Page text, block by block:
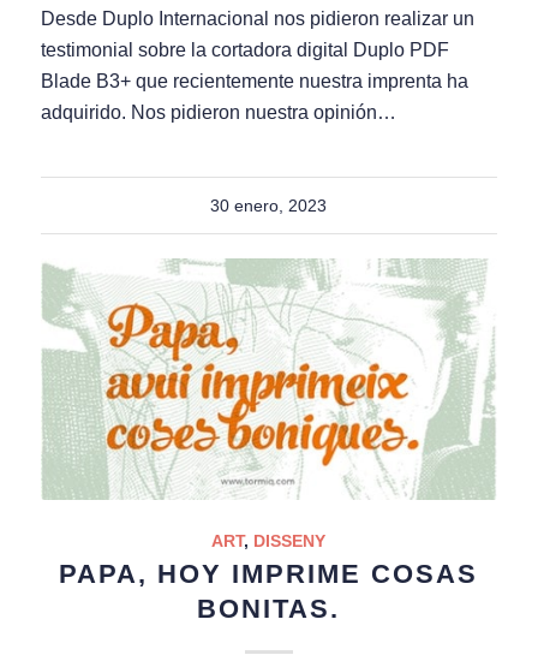
Desde Duplo Internacional nos pidieron realizar un
testimonial sobre la cortadora digital Duplo PDF
Blade B3+ que recientemente nuestra imprenta ha
adquirido. Nos pidieron nuestra opinión…
30 enero, 2023
ART, DISSENY
PAPA, HOY IMPRIME COSAS
BONITAS.